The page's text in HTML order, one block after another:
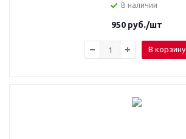
В наличии
950руб./шт
В корзину